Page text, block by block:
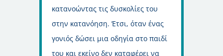
κατανοώντας τις δυσκολίες του
στην κατανόηση. Έτσι, όταν ένας
γονιός δώσει μια οδηγία στο παιδί
του και εκείνο δεν καταφέρει να